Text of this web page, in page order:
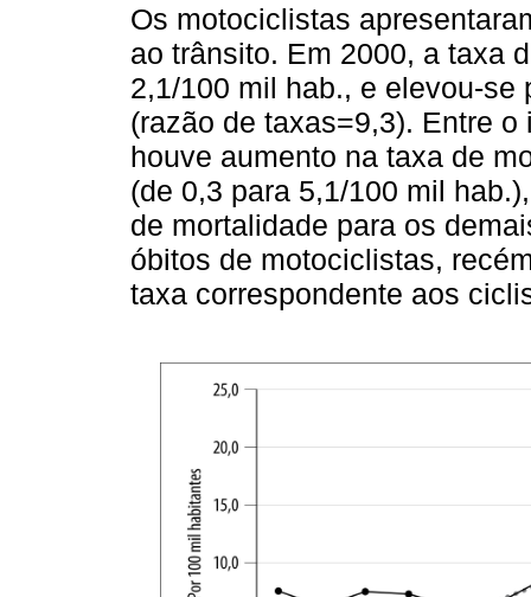
Os motociclistas
ao trânsito. Em 2000, a taxa
2,1/100 mil hab., e elevou-se
(razão de taxas=9,3). Entre
houve aumento na taxa de
(de 0,3 para 5,1/100 mil
de mortalidade para os
óbitos de motociclistas,
taxa correspondente aos